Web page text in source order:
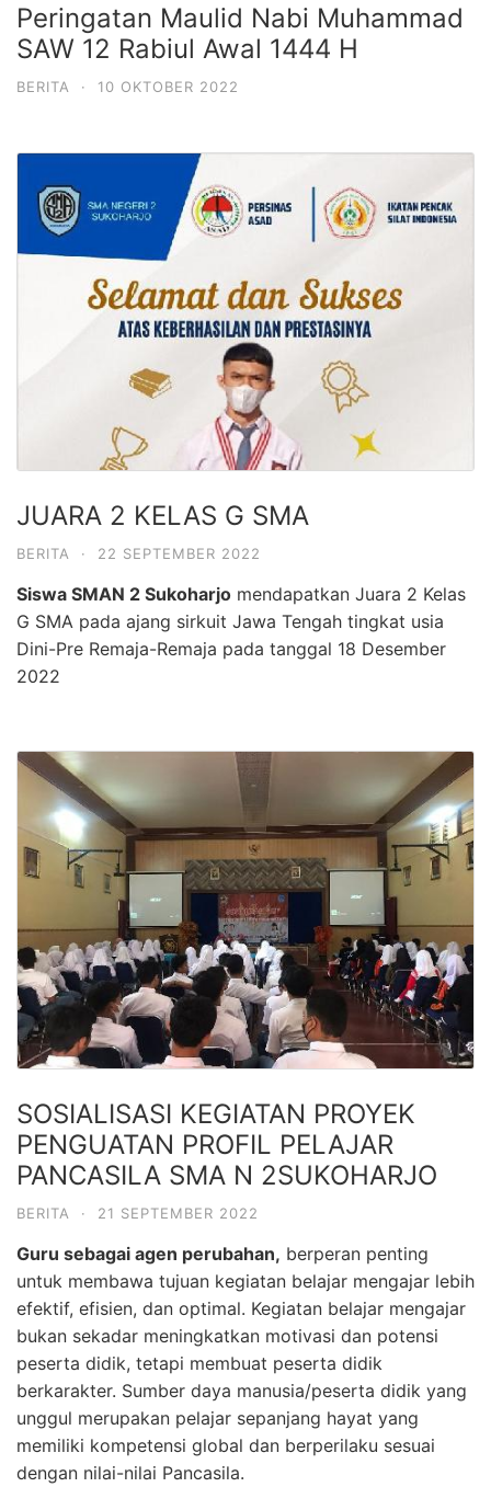
Peringatan Maulid Nabi Muhammad
SAW 12 Rabiul Awal 1444 H
BERITA · 10 OKTOBER 2022
JUARA 2 KELAS G SMA
BERITA · 22 SEPTEMBER 2022
Siswa SMAN 2 Sukoharjo mendapatkan Juara 2 Kelas
G SMA pada ajang sirkuit Jawa Tengah tingkat usia
Dini-Pre Remaja-Remaja pada tanggal 18 Desember
2022
SOSIALISASI KEGIATAN PROYEK
PENGUATAN PROFIL PELAJAR
PANCASILA SMA N 2SUKOHARJO
BERITA · 21 SEPTEMBER 2022
Guru sebagai agen perubahan, berperan penting
untuk membawa tujuan kegiatan belajar mengajar lebih
efektif, efisien, dan optimal. Kegiatan belajar mengajar
bukan sekadar meningkatkan motivasi dan potensi
peserta didik, tetapi membuat peserta didik
berkarakter. Sumber daya manusia/peserta didik yang
unggul merupakan pelajar sepanjang hayat yang
memiliki kompetensi global dan berperilaku sesuai
dengan nilai-nilai Pancasila.